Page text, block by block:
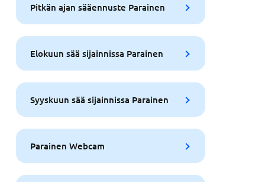
Pitkän ajan sääennuste Parainen
Elokuun sää sijainnissa Parainen
Syyskuun sää sijainnissa Parainen
Parainen Webcam